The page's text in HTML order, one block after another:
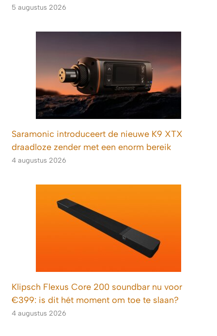
5 augustus 2026
Saramonic introduceert de nieuwe K9 XTX
draadloze zender met een enorm bereik
4 augustus 2026
Klipsch Flexus Core 200 soundbar nu voor
€399: is dit hét moment om toe te slaan?
4 augustus 2026